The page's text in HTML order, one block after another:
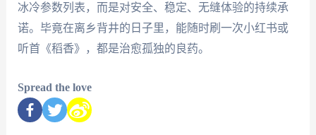
冰冷参数列表，而是对安全、稳定、无缝体验的持续承
诺。毕竟在离乡背井的日子里，能随时刷一次小红书或
听首《稻香》，都是治愈孤独的良药。
Spread the love